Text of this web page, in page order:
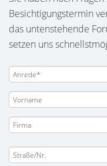
Besichtigungstermin
das untenstehende
setzen uns